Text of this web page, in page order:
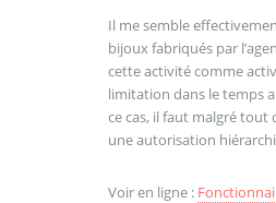
Il me semble
bijoux fabriqués par
cette activité comme
limitation dans le temps
ce cas, il faut malgré tout
une autorisation
Voir en ligne :